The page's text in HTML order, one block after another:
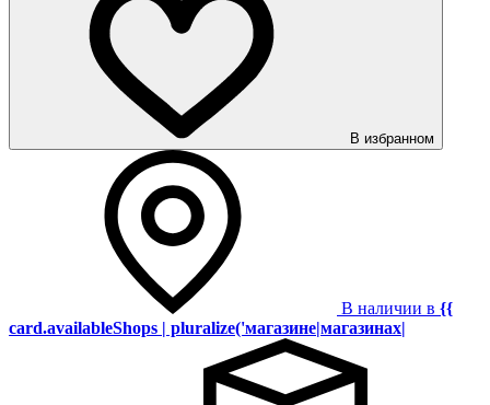
В избранном
В наличии в {{
card.availableShops | pluralize('магазине|магазинах|